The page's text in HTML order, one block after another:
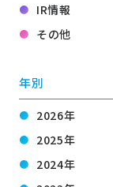
IR情報
その他
年別
2026年
2025年
2024年